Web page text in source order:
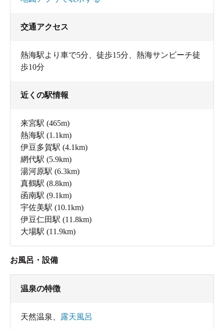
交通アクセス
熱海駅より車で5分、徒歩15分、熱海サンビーチ徒
歩10分
近くの駅情報
来宮駅 (465m)
熱海駅 (1.1km)
伊豆多賀駅 (4.1km)
網代駅 (5.9km)
湯河原駅 (6.3km)
真鶴駅 (8.8km)
函南駅 (9.1km)
宇佐美駅 (10.1km)
伊豆仁田駅 (11.8km)
大場駅 (11.9km)
お風呂・設備
温泉の特徴
天然温泉 露天風呂